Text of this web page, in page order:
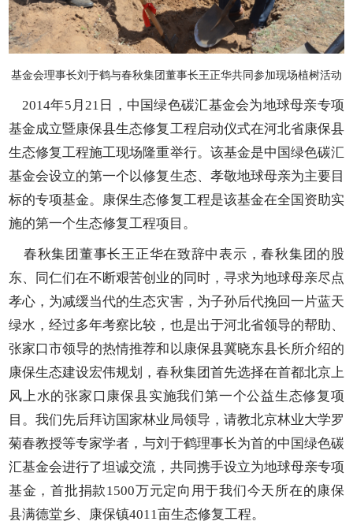
基金会理事长刘于鹤与春秋集团董事长王正华共同参加现场植树活动
2014年5月21日，中国绿色碳汇基金会为地球母亲专项
基金成立暨康保县生态修复工程启动仪式在河北省康保县
生态修复工程施工现场隆重举行。该基金是中国绿色碳汇
基金会设立的第一个以修复生态、孝敬地球母亲为主要目
标的专项基金。康保生态修复工程是该基金在全国资助实
施的第一个生态修复工程项目。
春秋集团董事长王正华在致辞中表示，春秋集团的股
东、同仁们在不断艰苦创业的同时，寻求为地球母亲尽点
孝心，为减缓当代的生态灾害，为子孙后代挽回一片蓝天
绿水，经过多年考察比较，也是出于河北省领导的帮助、
张家口市领导的热情推荐和以康保县冀晓东县长所介绍的
康保生态建设宏伟规划，春秋集团首先选择在首都北京上
风上水的张家口康保县实施我们第一个公益生态修复项
目。我们先后拜访国家林业局领导，请教北京林业大学罗
菊春教授等专家学者，与刘于鹤理事长为首的中国绿色碳
汇基金会进行了坦诚交流，共同携手设立为地球母亲专项
基金，首批捐款1500万元定向用于我们今天所在的康保
县满德堂乡、康保镇4011亩生态修复工程。